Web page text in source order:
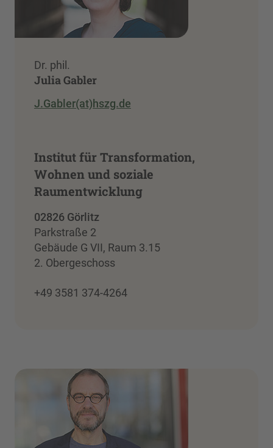
Dr. phil.
Julia Gabler
J.Gabler(at)hszg.de
Institut für Transformation,
Wohnen und soziale
Raumentwicklung
02826 Görlitz
Parkstraße 2
Gebäude G VII, Raum 3.15
2. Obergeschoss
+49 3581 374-4264